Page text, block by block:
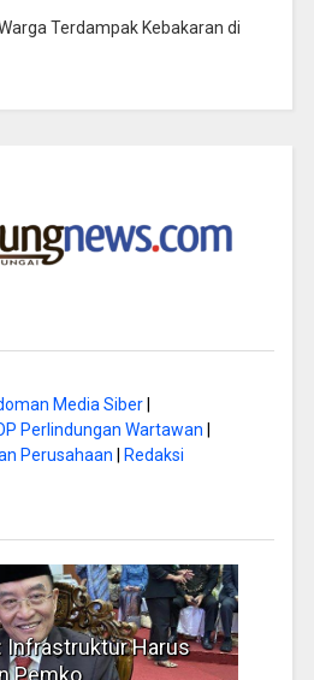
Terdampak Kebakaran di
Media Siber|
Perlindungan Wartawan
Perusahaan
Redaksi
Infrastruktur Harus
Pemko